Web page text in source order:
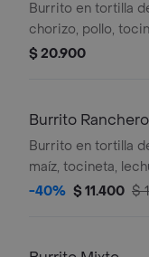
Burrito en tortilla
chorizo, pollo,
crespa, salsas de
$ 20.900
Burrito Ranchero
Burrito en tortilla
maíz, tocineta,
de la casa,
-40% $ 11.400 $